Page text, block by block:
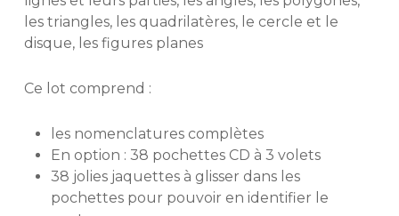
les triangles, les quadrilatères, le cercle et le
disque, les figures planes
Ce lot comprend :
les nomenclatures complètes
En option : 38 pochettes CD à 3 volets
38 jolies jaquettes à glisser dans les
pochettes pour pouvoir en identifier le